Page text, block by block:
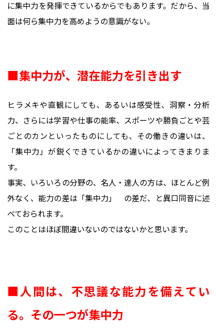
に集中力を発揮できているからでもあります。だから、当
面は何ら集中力を高めようの意識がない。
■集中力が、潜在能力を引き出す
ヒラメキや直観にしても、あるいは感受性、洞察・分析
力、さらには学習や仕事の能率、スポーツや勝負ごとや芸
ごとのカンといったものにしても、その働きの違いは、
「集中力」が鋭くできているかの違いによってきまりま
す。
事実、いろいろの分野の、名人・達人の方は、ほとんど例
外なく、能力の差は「集中力」 の差だ、と異口同音に述
べておられます。
このことはほぼ間違いないのではないかと思います。
■人間は、不思議な能力を備えてい
る。その一つが集中力